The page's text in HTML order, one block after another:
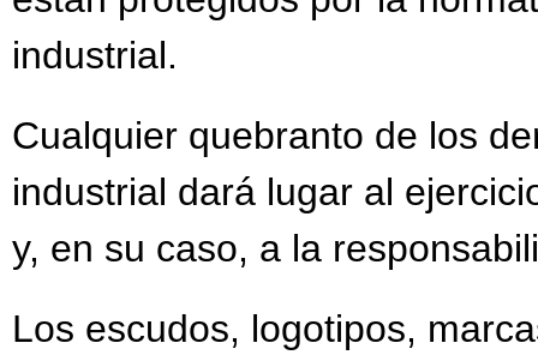
industrial.
Cualquier quebranto de los
industrial dará lugar al
y, en su caso, a la
Los escudos, logotipos,